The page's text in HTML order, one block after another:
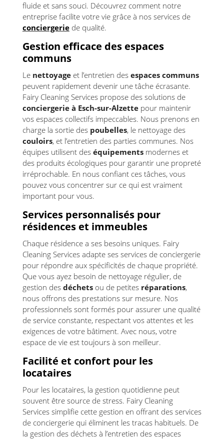
fluide et sans souci. Découvrez comment notre
entreprise facilite votre vie grâce à nos services de
conciergeriede qualité.
Gestion efficace des espaces
communs
Le nettoyageet l’entretien des espaces communs
peuvent rapidement devenir une tâche écrasante.
Fairy Cleaning Services propose des solutions de
conciergerie à Esch-sur-Alzettepour maintenir
vos espaces collectifs impeccables. Nous prenons en
charge la sortie des poubelles, le nettoyage des
couloirs, et l’entretien des parties communes. Nos
équipes utilisent des équipementsmodernes et
des produits écologiques pour garantir une propreté
irréprochable. En nous confiant ces tâches, vous
pouvez vous concentrer sur ce qui est vraiment
important pour vous.
Services personnalisés pour
résidences et immeubles
Chaque résidence a ses besoins uniques. Fairy
Cleaning Services adapte ses services de conciergerie
pour répondre aux spécificités de chaque propriété.
Que vous ayez besoin de nettoyage régulier, de
gestion des déchetsou de petites réparations,
nous offrons des prestations sur mesure. Nos
professionnels sont formés pour assurer une qualité
de service constante, respectant vos attentes et les
exigences de votre bâtiment. Avec nous, votre
espace de vie est toujours à son meilleur.
Facilité et confort pour les
locataires
Pour les locataires, la gestion quotidienne peut
souvent être source de stress. Fairy Cleaning
Services simplifie cette gestion en offrant des services
de conciergerie qui éliminent les tracas habituels. De
la gestion des déchets à l’entretien des espaces